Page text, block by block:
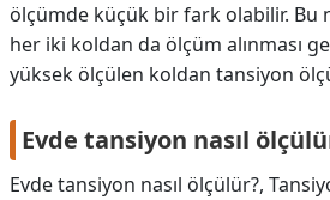
ölçümde küçük bir fark olabilir. Bu
her iki koldan da ölçüm alınması
yüksek ölçülen koldan tansiyon
Evde tansiyon nasıl
Evde tansiyon nasıl ölçülür?,